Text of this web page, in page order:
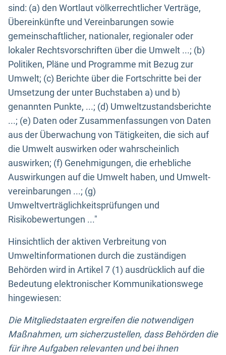
sind: (a) den Wortlaut völkerrechtlicher Verträge,
Übereinkünfte und Vereinbarungen sowie
gemeinschaftlicher, nationaler, regionaler oder
lokaler Rechtsvorschriften über die Umwelt ...; (b)
Politiken, Pläne und Programme mit Bezug zur
Umwelt; (c) Berichte über die Fortschritte bei der
Umsetzung der unter Buchstaben a) und b)
genannten Punkte, ...; (d) Umweltzustandsberichte
...; (e) Daten oder Zusammenfassungen von Daten
aus der Überwachung von Tätigkeiten, die sich auf
die Umwelt auswirken oder wahrscheinlich
auswirken; (f) Genehmigungen, die erhebliche
Auswirkungen auf die Umwelt haben, und Umwelt-
vereinbarungen ...; (g)
Umweltverträglichkeitsprüfungen und
Risikobewertungen ..."
Hinsichtlich der aktiven Verbreitung von
Umweltinformationen durch die zuständigen
Behörden wird in Artikel 7 (1) ausdrücklich auf die
Bedeutung elektronischer Kommunikationswege
hingewiesen:
Die Mitgliedstaaten ergreifen die notwendigen
Maßnahmen, um sicherzustellen, dass Behörden die
für ihre Aufgaben relevanten und bei ihnen